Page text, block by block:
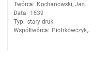
Twórca: Kochanowski, Jan
(1530-1584)
Data: 1639
Typ: stary druk
Współtwórca: Piotrkowczyk,